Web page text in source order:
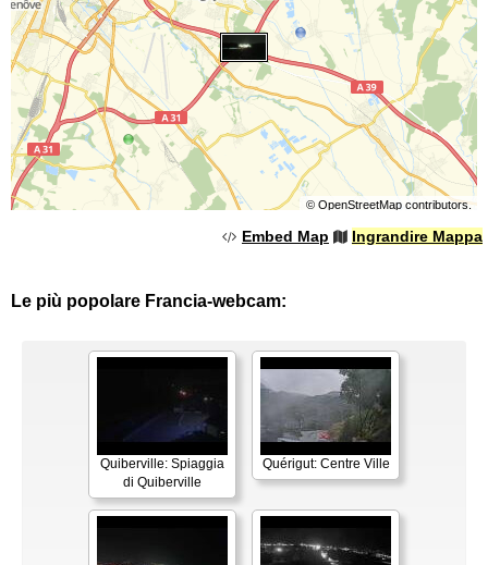
© OpenStreetMapcontributors.
Embed Map Ingrandire Mappa
Le più popolare Francia-webcam:
Quiberville: Spiaggia
di Quiberville
Quérigut: Centre Ville